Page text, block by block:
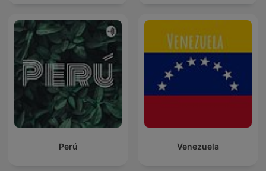
Perú Venezuela